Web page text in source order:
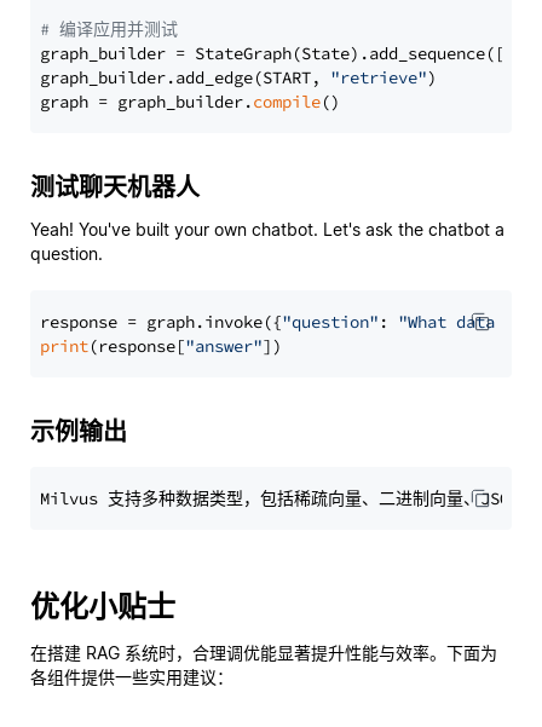
# 编译应用并测试
graph_builder =
graph_builder.add_edge(START, "retrieve")
graph = graph_builder.compile
测试聊天机器人
Yeah! You've built your own chatbot. Let's ask the chatbot a
question.
response = graph.invoke({"question" : "What data
print(response["answer"
示例输出
优化小贴士
在搭建 RAG 系统时，合理调优能显著提升性能与效率。下面为
各组件提供一些实用建议：